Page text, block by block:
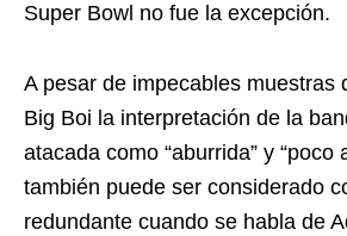
Super Bowl no fue la excepción.
A pesar de impecables muestras
Big Boi la interpretación de la
atacada como “aburrida” y “poco
también puede ser considerado
redundante cuando se habla de